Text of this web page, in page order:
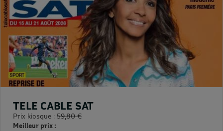
TELE CABLE SAT
Prix kiosque : 59,80 €
Meilleur prix :